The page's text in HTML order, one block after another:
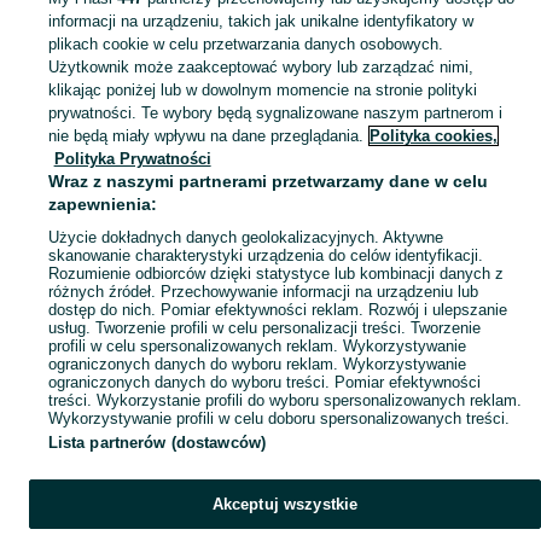
KATEGORIA
Skorzystaj z największego serwisu ogłoszeniowego - Wola Hankowska i okolice! Kupuj to, czego pragniesz i sprzedawaj to, czego już nie potrzebujesz! Zobacz
Mapa kategorii
Mapa miejscowości
Mapa ministron
Popularne wyszukiwania
informacji na urządzeniu, takich jak unikalne identyfikatory w
plikach cookie w celu przetwarzania danych osobowych.
Użytkownik może zaakceptować wybory lub zarządzać nimi,
klikając poniżej lub w dowolnym momencie na stronie polityki
prywatności. Te wybory będą sygnalizowane naszym partnerom i
nie będą miały wpływu na dane przeglądania. Polityka cookies,
Polityka Prywatności
Wraz z naszymi partnerami przetwarzamy dane w celu
zapewnienia:
Użycie dokładnych danych geolokalizacyjnych. Aktywne
skanowanie charakterystyki urządzenia do celów identyfikacji.
Rozumienie odbiorców dzięki statystyce lub kombinacji danych z
różnych źródeł. Przechowywanie informacji na urządzeniu lub
dostęp do nich. Pomiar efektywności reklam. Rozwój i ulepszanie
usług. Tworzenie profili w celu personalizacji treści. Tworzenie
profili w celu spersonalizowanych reklam. Wykorzystywanie
ograniczonych danych do wyboru reklam. Wykorzystywanie
ograniczonych danych do wyboru treści. Pomiar efektywności
treści. Wykorzystanie profili do wyboru spersonalizowanych reklam.
Wykorzystywanie profili w celu doboru spersonalizowanych treści.
Lista partnerów (dostawców)
Akceptuj wszystkie